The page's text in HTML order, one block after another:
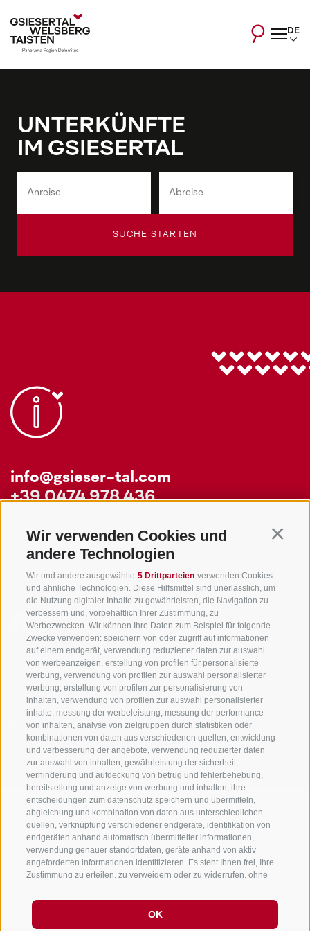
Wir verwenden Cookies und
andere Technologien
Wir und andere ausgewählte 5 Drittparteien verwenden Cookies
und ähnliche Technologien. Diese Hilfsmittel sind unerlässlich, um
die Nutzung digitaler Inhalte zu gewährleisten, die Navigation zu
verbessern und, vorbehaltlich Ihrer Zustimmung, zu
Werbezwecken. Wir können Ihre Daten zum Beispiel für folgende
Zwecke verwenden: speichern von oder zugriff auf informationen
auf einem endgerät, verwendung reduzierter daten zur auswahl
von werbeanzeigen, erstellung von profilen für personalisierte
werbung, verwendung von profilen zur auswahl personalisierter
werbung, erstellung von profilen zur personalisierung von
inhalten, verwendung von profilen zur auswahl personalisierter
inhalte, messung der werbeleistung, messung der performance
von inhalten, analyse von zielgruppen durch statistiken oder
kombinationen von daten aus verschiedenen quellen, entwicklung
und verbesserung der angebote, verwendung reduzierter daten
zur auswahl von inhalten, gewährleistung der sicherheit,
verhinderung und aufdeckung von betrug und fehlerbehebung,
bereitstellung und anzeige von werbung und inhalten, ihre
entscheidungen zum datenschutz speichern und übermitteln,
abgleichung und kombination von daten aus unterschiedlichen
quellen, verknüpfung verschiedener endgeräte, identifikation von
endgeräten anhand automatisch übermittelter informationen,
verwendung genauer standortdaten, geräte anhand von aktiv
angeforderten informationen identifizieren. Es steht Ihnen frei, Ihre
Zustimmung zu erteilen, zu verweigern oder zu widerrufen, ohne
„Cookies akzeptieren" klicken, erklären Sie sich mit der
Verwendung von Cookies und ähnlichen Tools einverstanden.
Verwenden Sie die Schaltfläche „Einstellungen verwalten", um
OK
DE
UNTERKÜNFTE
IM GSIESERTAL
SUCHE STARTEN
info@gsieser-tal.com
+39 0474 978 436
Tourismusgenossenschaft Gsiesertal - Welsberg - Taisten in
Südtirol
St. Martin 10a
I-39030 Gsiesertal
Sei jederzeit informiert und up to date!
NEWSLETTER
Unterkünfte
Residence/Ferienwohnung
Themen Service
GuestPass